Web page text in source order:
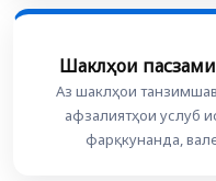
Шаклҳои
Аз шаклҳои
афзалиятҳои услуб
фарқкунанда,